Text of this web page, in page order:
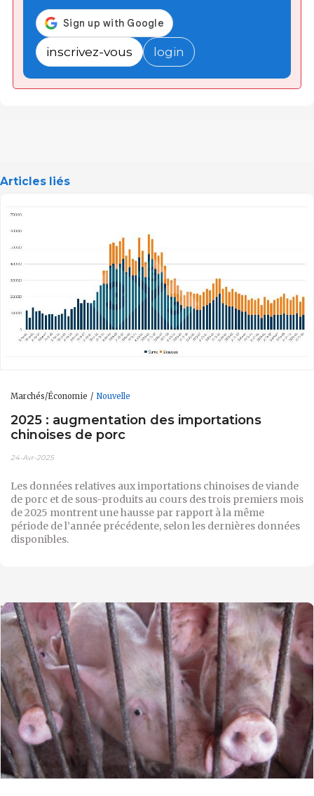
inscrivez-vous login
Articles liés
Marchés/Économie Nouvelle
2025 : augmentation des importations
chinoises de porc
24-Avr-2025
Les données relatives aux importations chinoises de viande
de porc et de sous-produits au cours des trois premiers mois
de 2025 montrent une hausse par rapport à la même
période de l’année précédente, selon les dernières données
disponibles.